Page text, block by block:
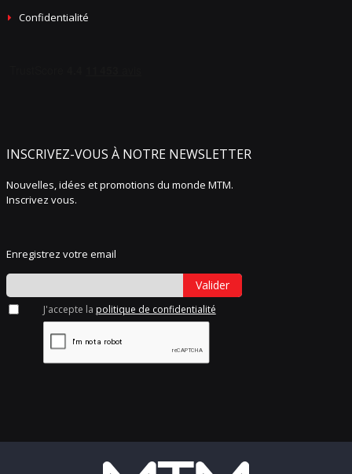
Confidentialité
INSCRIVEZ-VOUS À NOTRE NEWSLETTER
Nouvelles, idées et promotions du monde MTM.
Inscrivez vous.
Enregistrez votre email
Valider
J'accepte la politique de confidentialité